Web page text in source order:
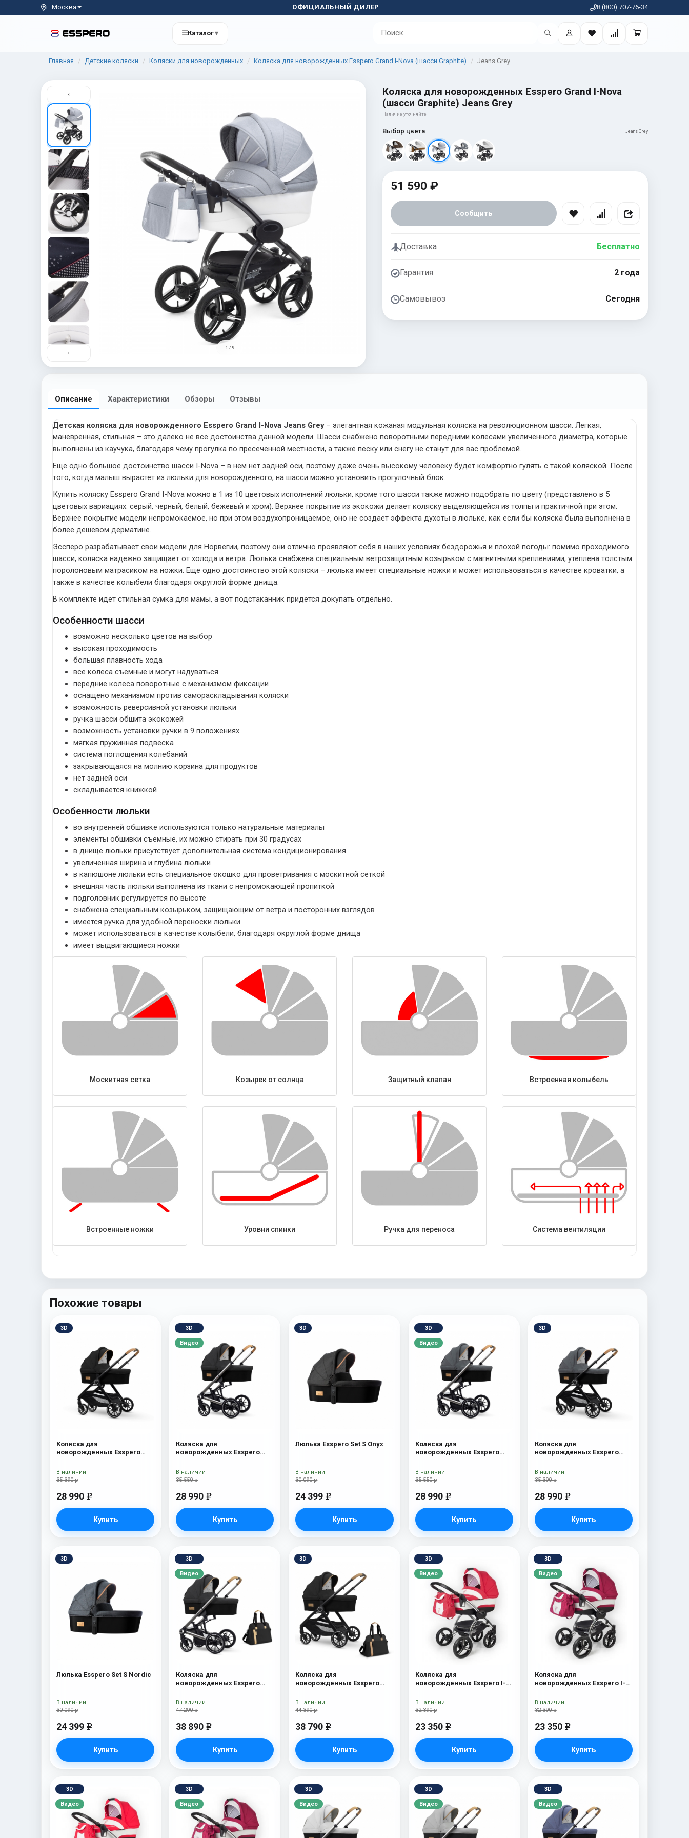
г. Москва ОФИЦИАЛЬНЫЙ ДИЛЕР 8 (800) 707-76-34
Каталог▾
Главная Детские коляски Коляски для новорожденных Коляска для новорожденных Esspero Grand I-Nova (шасси Graphite) Jeans Grey
‹
›
1 / 9
Коляска для новорожденных Esspero Grand I-Nova
(шасси Graphite) Jeans Grey
Наличие уточняйте
Выбор цвета Jeans Grey
51 590 ₽
Сообщить
Доставка Бесплатно
Гарантия 2 года
Самовывоз Сегодня
Описание Характеристики Обзоры Отзывы
Детская коляска для новорожденного Esspero Grand I-Nova Jeans Grey– элегантная кожаная модульная коляска на революционном шасси. Легкая,
маневренная, стильная – это далеко не все достоинства данной модели. Шасси снабжено поворотными передними колесами увеличенного диаметра, которые
выполнены из каучука, благодаря чему прогулка по пресеченной местности, а также песку или снегу не станут для вас проблемой.
Еще одно большое достоинство шасси I-Nova – в нем нет задней оси, поэтому даже очень высокому человеку будет комфортно гулять с такой коляской. После
того, когда малыш вырастет из люльки для новорожденного, на шасси можно установить прогулочный блок.
Купить коляску Esspero Grand I-Nova можно в 1 из 10 цветовых исполнений люльки, кроме того шасси также можно подобрать по цвету (представлено в 5
цветовых вариациях: серый, черный, белый, бежевый и хром). Верхнее покрытие из экокожи делает коляску выделяющейся из толпы и практичной при этом.
Верхнее покрытие модели непромокаемое, но при этом воздухопроницаемое, оно не создает эффекта духоты в люльке, как если бы коляска была выполнена в
более дешевом дерматине.
Эссперо разрабатывает свои модели для Норвегии, поэтому они отлично проявляют себя в наших условиях бездорожья и плохой погоды: помимо проходимого
шасси, коляска надежно защищает от холода и ветра. Люлька снабжена специальным ветрозащитным козырьком с магнитными креплениями, утеплена толстым
поролоновым матрасиком на ножки. Еще одно достоинство этой коляски – люлька имеет специальные ножки и может использоваться в качестве кроватки, а
также в качестве колыбели благодаря округлой форме днища.
В комплекте идет стильная сумка для мамы, а вот подстаканник придется докупать отдельно.
Особенности шасси
возможно несколько цветов на выбор
высокая проходимость
большая плавность хода
все колеса съемные и могут надуваться
передние колеса поворотные с механизмом фиксации
оснащено механизмом против самораскладывания коляски
возможность реверсивной установки люльки
ручка шасси обшита экокожей
возможность установки ручки в 9 положениях
мягкая пружинная подвеска
система поглощения колебаний
закрывающаяся на молнию корзина для продуктов
нет задней оси
складывается книжкой
Особенности люльки
во внутренней обшивке используются только натуральные материалы
элементы обшивки съемные, их можно стирать при 30 градусах
в днище люльки присутствует дополнительная система кондиционирования
увеличенная ширина и глубина люльки
в капюшоне люльки есть специальное окошко для проветривания с москитной сеткой
внешняя часть люльки выполнена из ткани с непромокающей пропиткой
подголовник регулируется по высоте
снабжена специальным козырьком, защищающим от ветра и посторонних взглядов
имеется ручка для удобной переноски люльки
может использоваться в качестве колыбели, благодаря округлой форме днища
имеет выдвигающиеся ножки
Москитная сетка Козырек от солнца Защитный клапан Встроенная колыбель
Встроенные ножки Уровни спинки Ручка для переноса Система вентиляции
Похожие товары
3D
Коляска для
новорожденных Esspero
35 390 р
28 990 e
Купить
В наличии
3D
Видео
Коляска для
новорожденных Esspero
35 550 р
28 990 e
Купить
В наличии
3D
Люлька Esspero Set S Onyx
30 090 р
24 399 e
Купить
В наличии
3D
Видео
Коляска для
новорожденных Esspero
35 550 р
28 990 e
Купить
В наличии
3D
Коляска для
новорожденных Esspero
35 390 р
28 990 e
Купить
В наличии
3D
Люлька Esspero Set S Nordic
30 090 р
24 399 e
Купить
В наличии
3D
Видео
Коляска для
новорожденных Esspero
47 290 р
38 890 e
Купить
В наличии
3D
Коляска для
новорожденных Esspero
44 390 р
38 790 e
Купить
В наличии
3D
Видео
Коляска для
новорожденных Esspero I-
Lux
32 390 р
23 350 e
Купить
В наличии
3D
Видео
Коляска для
новорожденных Esspero I-
Borduex
32 390 р
23 350 e
Купить
В наличии
3D
Видео
3D
Видео
3D
Видео
3D
Видео
3D
Видео